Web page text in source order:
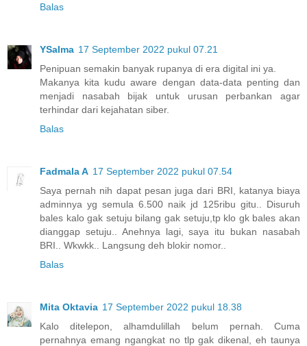
Balas
YSalma 17 September 2022 pukul 07.21
Penipuan semakin banyak rupanya di era digital ini ya.
Makanya kita kudu aware dengan data-data penting dan
menjadi nasabah bijak untuk urusan perbankan agar
terhindar dari kejahatan siber.
Balas
Fadmala A 17 September 2022 pukul 07.54
Saya pernah nih dapat pesan juga dari BRI, katanya biaya
adminnya yg semula 6.500 naik jd 125ribu gitu.. Disuruh
bales kalo gak setuju bilang gak setuju,tp klo gk bales akan
dianggap setuju.. Anehnya lagi, saya itu bukan nasabah
BRI.. Wkwkk.. Langsung deh blokir nomor..
Balas
Mita Oktavia 17 September 2022 pukul 18.38
Kalo ditelepon, alhamdulillah belum pernah. Cuma
pernahnya emang ngangkat no tlp gak dikenal, eh taunya